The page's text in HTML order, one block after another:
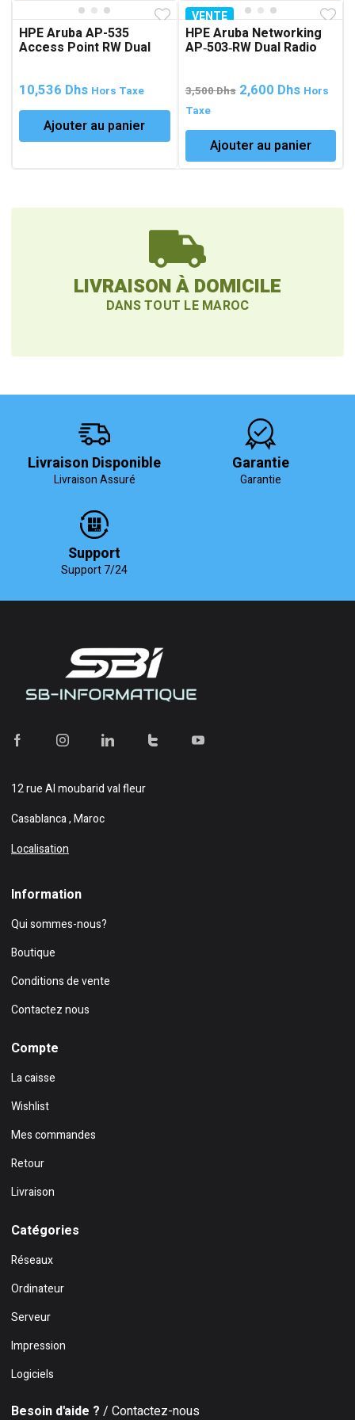
HPE Aruba AP-535
Access Point RW Dual
Unified Campus
10,536 Dhs Hors Taxe
Ajouter au panier
VENTE
HPE Aruba Networking
AP‑503‑RW Dual Radio
3,500Dhs Le
initial
était :
3,500 Dhs.
2,600 DhsLe
actuel
est :
2,600
Hors
Taxe
Ajouter au panier
LIVRAISON À DOMICILE
DANS TOUT LE MAROC
Livraison Disponible
Livraison Assuré
Garantie
Garantie
Support
Support 7/24
12 rue Al moubarid val fleur
Casablanca , Maroc
Localisation
Information
Qui sommes-nous?
Boutique
Conditions de vente
Contactez nous
Compte
La caisse
Wishlist
Mes commandes
Retour
Livraison
Catégories
Réseaux
Ordinateur
Serveur
Impression
Logiciels
Besoin d'aide ? / Contactez-nous